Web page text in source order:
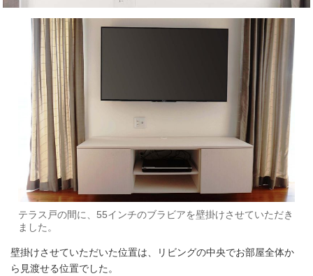
テラス戸の間に、55インチのブラビアを壁掛けさせていただき
ました。
壁掛けさせていただいた位置は、リビングの中央でお部屋全体か
ら見渡せる位置でした。